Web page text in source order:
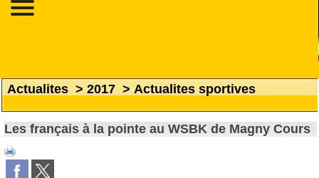
Actualites > 2017 > Actualites sportives
Les français à la pointe au WSBK de Magny Cours